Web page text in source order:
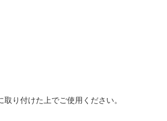
り付けた上でご使用ください。